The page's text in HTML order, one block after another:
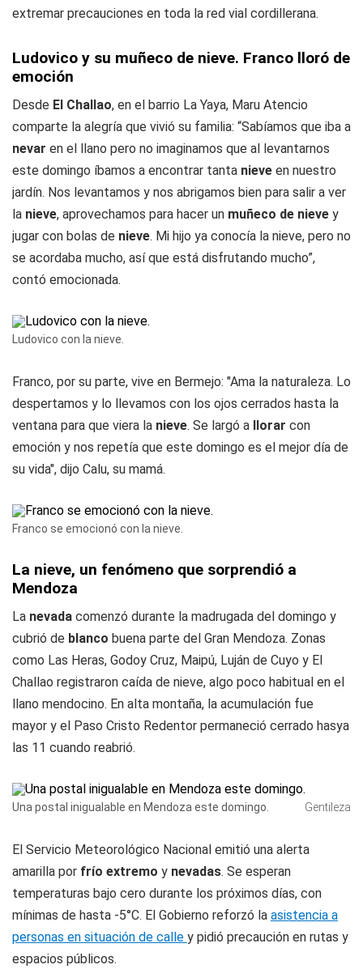
extremar precauciones en toda la red vial cordillerana.
Ludovico y su muñeco de nieve. Franco lloró de
emoción
Desde El Challao, en el barrio La Yaya, Maru Atencio
comparte la alegría que vivió su familia: “Sabíamos que iba a
nevar en el llano pero no imaginamos que al levantarnos
este domingo íbamos a encontrar tanta nieve en nuestro
jardín. Nos levantamos y nos abrigamos bien para salir a ver
la nieve, aprovechamos para hacer un muñeco de nieve y
jugar con bolas de nieve. Mi hijo ya conocía la nieve, pero no
se acordaba mucho, así que está disfrutando mucho”,
contó emocionada.
Ludovico con la nieve.
Franco, por su parte, vive en Bermejo: "Ama la naturaleza. Lo
despertamos y lo llevamos con los ojos cerrados hasta la
ventana para que viera la nieve. Se largó a llorar con
emoción y nos repetía que este domingo es el mejor día de
su vida", dijo Calu, su mamá.
Franco se emocionó con la nieve.
La nieve, un fenómeno que sorprendió a
Mendoza
La nevada comenzó durante la madrugada del domingo y
cubrió de blanco buena parte del Gran Mendoza. Zonas
como Las Heras, Godoy Cruz, Maipú, Luján de Cuyo y El
Challao registraron caída de nieve, algo poco habitual en el
llano mendocino. En alta montaña, la acumulación fue
mayor y el Paso Cristo Redentor permaneció cerrado hasya
las 11 cuando reabrió.
Una postal inigualable en Mendoza este domingo. Gentileza
El Servicio Meteorológico Nacional emitió una alerta
amarilla por frío extremo y nevadas. Se esperan
temperaturas bajo cero durante los próximos días, con
mínimas de hasta -5°C. El Gobierno reforzó la asistencia a
personas en situación de calle y pidió precaución en rutas y
espacios públicos.